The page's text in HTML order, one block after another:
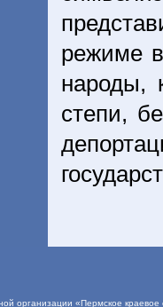
режиме
народы,
степи,
организации «Пермское